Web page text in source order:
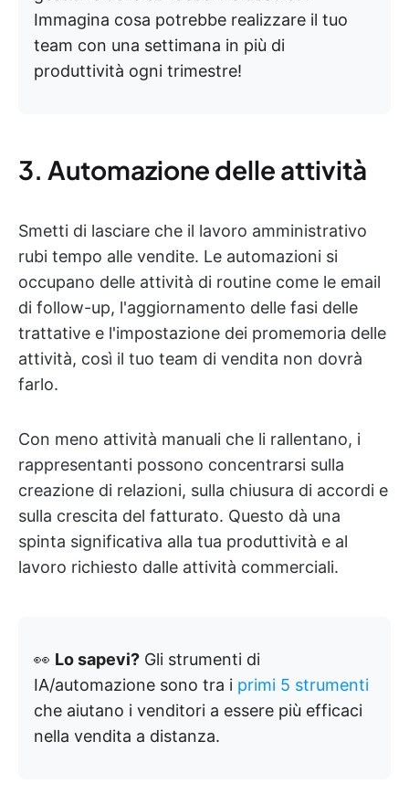
Immagina cosa potrebbe realizzare il tuo
team con una settimana in più di
produttività ogni trimestre!
3. Automazione delle attività
Smetti di lasciare che il lavoro amministrativo
rubi tempo alle vendite. Le automazioni si
occupano delle attività di routine come le email
di follow-up, l'aggiornamento delle fasi delle
trattative e l'impostazione dei promemoria delle
attività, così il tuo team di vendita non dovrà
farlo.
Con meno attività manuali che li rallentano, i
rappresentanti possono concentrarsi sulla
creazione di relazioni, sulla chiusura di accordi e
sulla crescita del fatturato. Questo dà una
spinta significativa alla tua produttività e al
lavoro richiesto dalle attività commerciali.
👀 Lo sapevi? Gli strumenti di
IA/automazione sono tra i primi 5 strumenti
che aiutano i venditori a essere più efficaci
nella vendita a distanza.